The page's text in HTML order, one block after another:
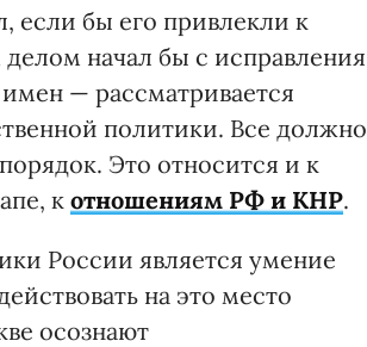
бы его привлекли к
начал бы с исправления
— рассматривается
политики. Все должно
Это относится и к
к отношениям РФ и КНР.
России является умение
на это место
осознают